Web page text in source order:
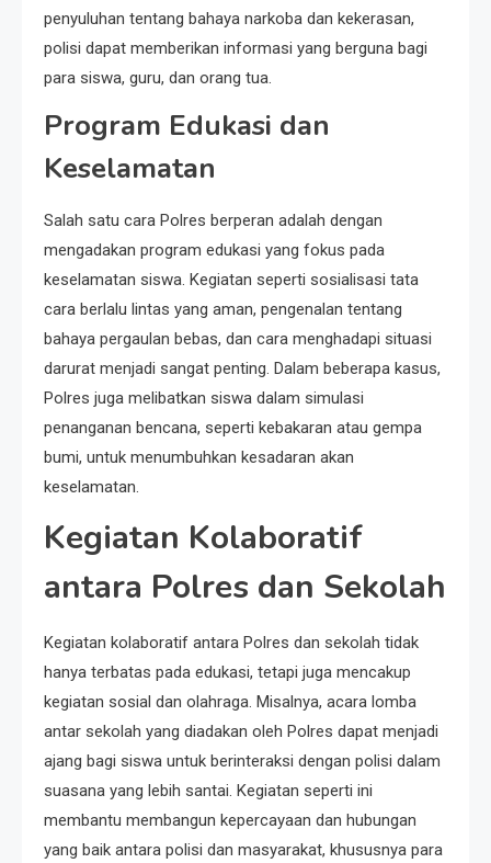
penyuluhan tentang bahaya narkoba dan kekerasan,
polisi dapat memberikan informasi yang berguna bagi
para siswa, guru, dan orang tua.
Program Edukasi dan
Keselamatan
Salah satu cara Polres berperan adalah dengan
mengadakan program edukasi yang fokus pada
keselamatan siswa. Kegiatan seperti sosialisasi tata
cara berlalu lintas yang aman, pengenalan tentang
bahaya pergaulan bebas, dan cara menghadapi situasi
darurat menjadi sangat penting. Dalam beberapa kasus,
Polres juga melibatkan siswa dalam simulasi
penanganan bencana, seperti kebakaran atau gempa
bumi, untuk menumbuhkan kesadaran akan
keselamatan.
Kegiatan Kolaboratif
antara Polres dan Sekolah
Kegiatan kolaboratif antara Polres dan sekolah tidak
hanya terbatas pada edukasi, tetapi juga mencakup
kegiatan sosial dan olahraga. Misalnya, acara lomba
antar sekolah yang diadakan oleh Polres dapat menjadi
ajang bagi siswa untuk berinteraksi dengan polisi dalam
suasana yang lebih santai. Kegiatan seperti ini
membantu membangun kepercayaan dan hubungan
yang baik antara polisi dan masyarakat, khususnya para